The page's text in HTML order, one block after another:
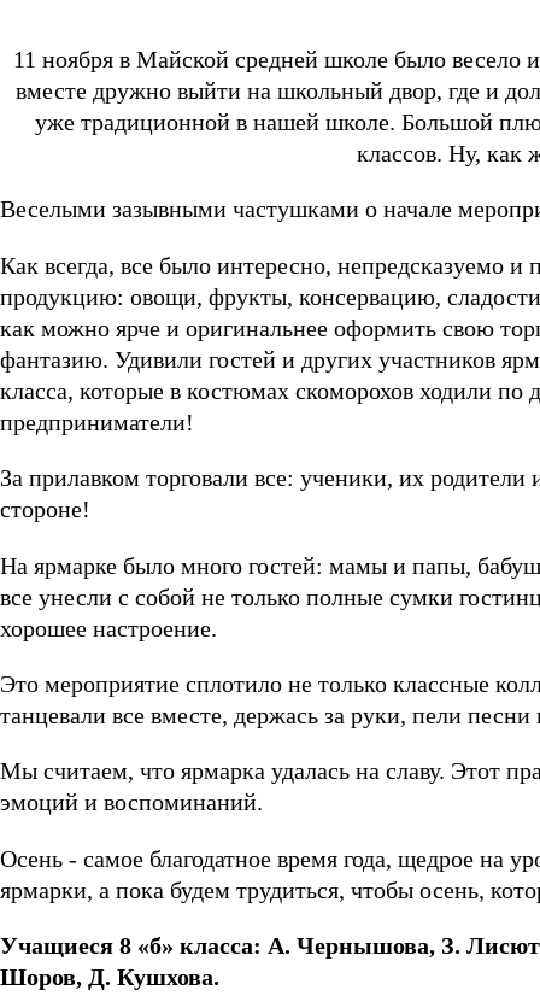
11 ноября в Майской средней школе было
вместе дружно выйти на школьный двор, где и
уже традиционной в нашей школе. Большой
классов. Ну, как
Веселыми зазывными частушками о начале
Как всегда, все было интересно, непредсказуемо
продукцию: овощи, фрукты, консервацию,
как можно ярче и оригинальнее оформить свою
фантазию. Удивили гостей и других участников
класса, которые в костюмах скоморохов ходили
предприниматели!
За прилавком торговали все: ученики, их
стороне!
На ярмарке было много гостей: мамы и папы,
все унесли с собой не только полные сумки
хорошее настроение.
Это мероприятие сплотило не только классные
танцевали все вместе, держась за руки, пели песни
Мы считаем, что ярмарка удалась на славу. Этот
эмоций и воспоминаний.
Осень - самое благодатное время года, щедрое
ярмарки, а пока будем трудиться, чтобы осень,
Учащиеся 8 «б» класса: А. Чернышова, З.
Шоров, Д. Кушхова.